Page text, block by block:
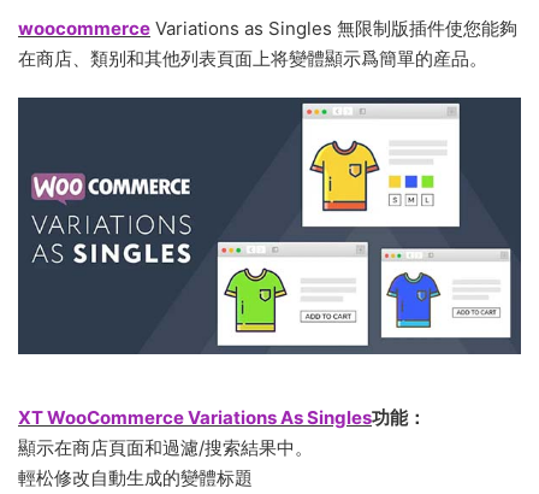
woocommerce Variations as Singles 無限制版插件使您能夠
在商店、類别和其他列表頁面上将變體顯示爲簡單的産品。
XT WooCommerce Variations As Singles功能：
顯示在商店頁面和過濾/搜索結果中。
輕松修改自動生成的變體标題